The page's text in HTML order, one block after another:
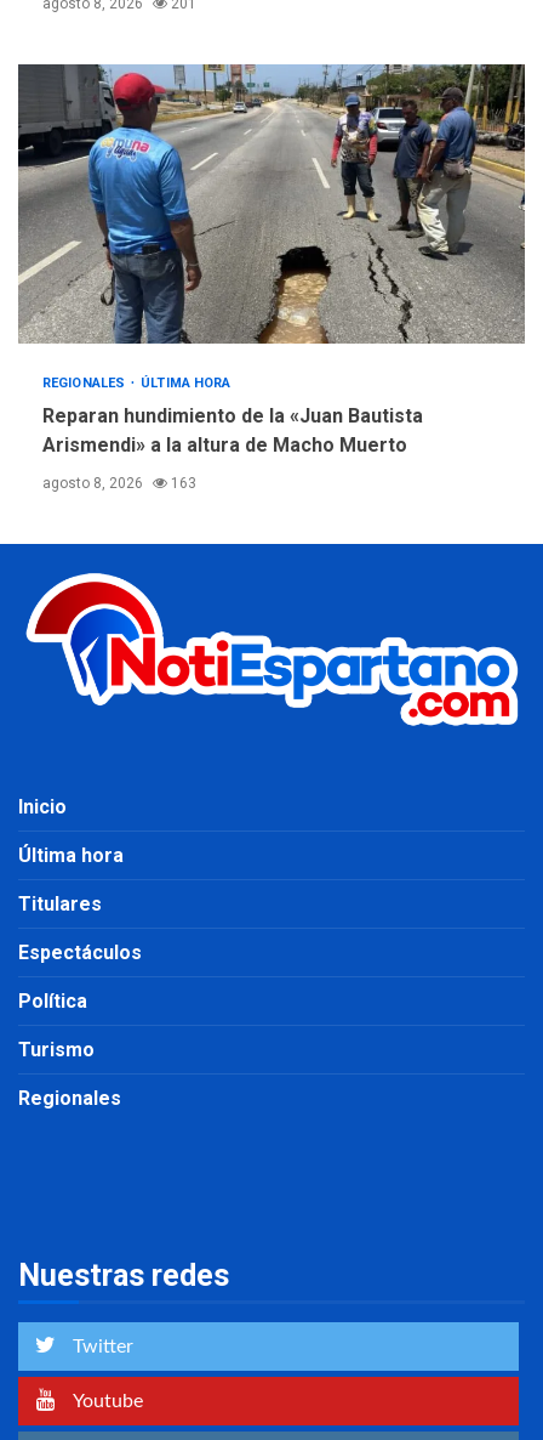
agosto 8, 2026 201
REGIONALES ÚLTIMA HORA
Reparan hundimiento de la «Juan Bautista
Arismendi» a la altura de Macho Muerto
agosto 8, 2026 163
Inicio
Última hora
Titulares
Espectáculos
Política
Turismo
Regionales
Nuestras redes
Twitter
Youtube